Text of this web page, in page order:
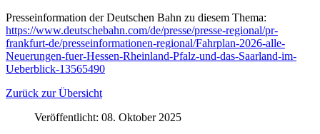
Presseinformation der Deutschen Bahn zu diesem Thema:
https://www.deutschebahn.com/de/presse/presse-regional/pr-
frankfurt-de/presseinformationen-regional/Fahrplan-2026-alle-
Neuerungen-fuer-Hessen-Rheinland-Pfalz-und-das-Saarland-im-
Ueberblick-13565490
Zurück zur Übersicht
Veröffentlicht: 08. Oktober 2025